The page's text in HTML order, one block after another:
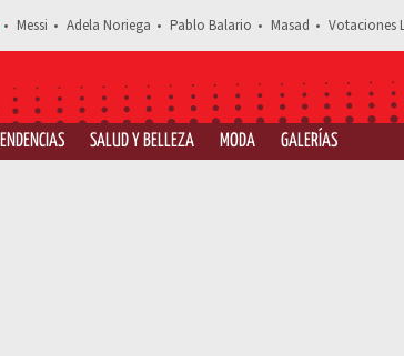
Messi Adela Noriega Pablo Balario Masad Votaciones
TENDENCIAS SALUD Y BELLEZA MODA GALERÍAS